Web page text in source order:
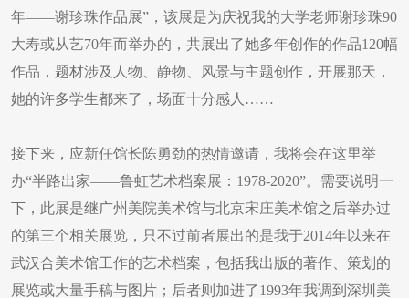
年——谢珍珠作品展”，该展是为庆祝我的大学老师谢珍珠90
大寿或从艺70年而举办的，共展出了她多年创作的作品120幅
作品，题材涉及人物、静物、风景与主题创作，开展那天，
她的许多学生都来了，场面十分感人……
接下来，应新任馆长陈勇劲的热情邀请，我将会在这里举
办“半路出家——鲁虹艺术档案展：1978-2020”。需要说明一
下，此展是继广州美院美术馆与北京宋庄美术馆之后举办过
的第三个相关展览，只不过前者展出的是我于2014年以来在
武汉合美术馆工作的艺术档案，包括我出版的著作、策划的
展览或大量手稿与图片；后者则加进了1993年我调到深圳美